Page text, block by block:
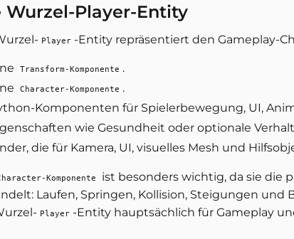
Wurzel-Player-Entity
Player -Entity repräsentiert den Gameplay-
Transform-Komponente .
Character-Komponente .
Komponenten für Spielerbewegung, UI,
wie Gesundheit oder optionale
die für Kamera, UI, visuelles Mesh und
Komponente
ist besonders wichtig, da sie die
Laufen, Springen, Kollision, Steigungen
Player -Entity hauptsächlich für Gameplay